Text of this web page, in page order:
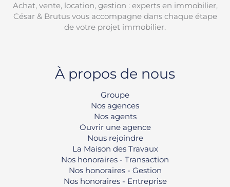
Achat, vente, location, gestion : experts en immobilier,
César & Brutus vous accompagne dans chaque étape
de votre projet immobilier.
À propos de nous
Groupe
Nos agences
Nos agents
Ouvrir une agence
Nous rejoindre
La Maison des Travaux
Nos honoraires - Transaction
Nos honoraires - Gestion
Nos honoraires - Entreprise